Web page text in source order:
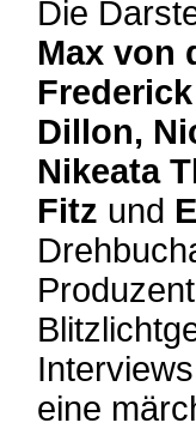
Die
Max von
Dillon,
Nikeata
Fitz und
eine